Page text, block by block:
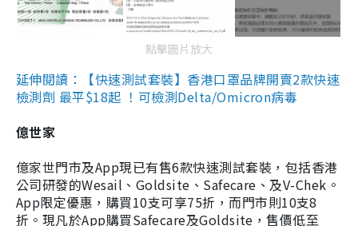
點擊圖片放大
延伸閱讀：【快速測試套裝】香港口罩品牌開賣2款快速
檢測劑 最平$18起 ！可檢測Delta/Omicron病毒
億世家
億家世門市及App現已有售6款快速測試套裝，包括香港
公司研發的Wesail、Goldsite、Safecare、及V-Chek。
App限定優惠，購買10支可享75折，而門市則10支8
折。現凡於App購買Safecare及Goldsite，售價低至